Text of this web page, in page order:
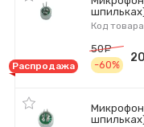
Код
Распродажа
50
-60%
20